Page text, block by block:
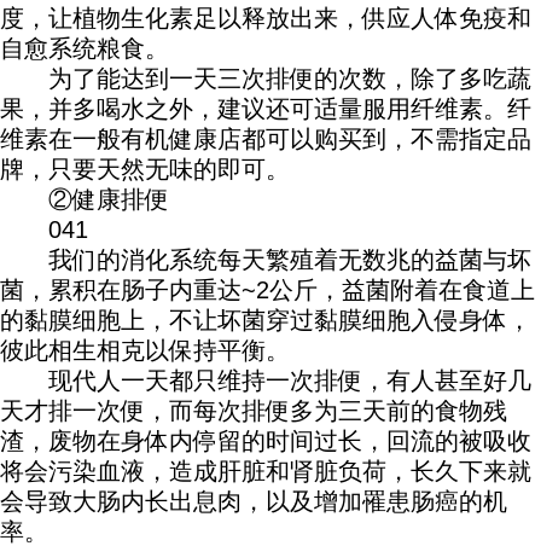
度，让植物生化素足以释放出来，供应人体免疫和
自愈系统粮食。
为了能达到一天三次排便的次数，除了多吃蔬
果，并多喝水之外，建议还可适量服用纤维素。纤
维素在一般有机健康店都可以购买到，不需指定品
牌，只要天然无味的即可。
②健康排便
041
我们的消化系统每天繁殖着无数兆的益菌与坏
菌，累积在肠子内重达~2公斤，益菌附着在食道上
的黏膜细胞上，不让坏菌穿过黏膜细胞入侵身体，
彼此相生相克以保持平衡。
现代人一天都只维持一次排便，有人甚至好几
天才排一次便，而每次排便多为三天前的食物残
渣，废物在身体内停留的时间过长，回流的被吸收
将会污染血液，造成肝脏和肾脏负荷，长久下来就
会导致大肠内长出息肉，以及增加罹患肠癌的机
率。